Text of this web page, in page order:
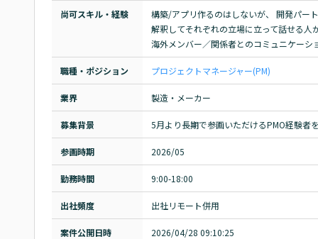
尚可スキル・経験
構築/アプリ作るのはしないが、 開発パー
解釈してそれぞれの立場に立って話せる人
海外メンバー／関係者とのコミュニケーシ
職種・ポジション プロジェクトマネージャー(PM)
業界 製造・メーカー
募集背景 5月より長期で参画いただけるPMO経験者
参画時期 2026/05
勤務時間 9:00-18:00
出社頻度 出社リモート併用
案件公開日時 2026/04/28 09:10:25